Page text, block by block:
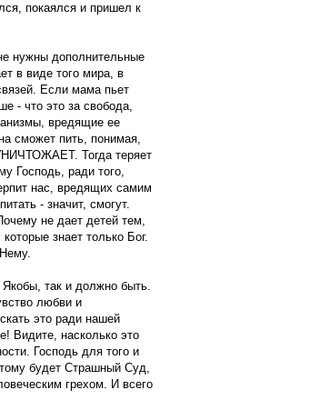
покаялся и пришел к
нужны дополнительные
в виде того мира, в
Если мама пьет
- что это за свобода,
вредящие ее
сможет пить, понимая,
Тогда теряет
Господь, ради того,
нас, вредящих самим
- значит, смогут.
не дает детей тем,
знает только Бог.
так и должно быть.
любви и
это ради нашей
Видите, насколько это
Господь для того и
будет Страшный Суд,
грехом. И всего